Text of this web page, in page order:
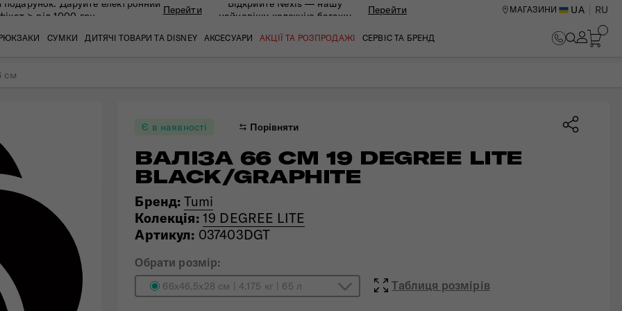
подарунок. Даруйте eлектронний
> від 1000 грн
Перейти
Відкрийте Nexis — нашу
найновішу колекцію багажу
Перейти МАГАЗИНИ UA RU
СУМКИ ДИТЯЧІ ТОВАРИ ТА DISNEY АКСЕСУАРИ АКЦІЇ ТА РОЗПРОДАЖІ СЕРВІС ТА БРЕНД
СЕРВІСНИЙ ЦЕНТР В КИЄВІ
см
Є в наявності Порівняти
ВАЛІЗА 66 СМ 19 DEGREE LITE
BLACK/GRAPHITE
Бренд:Tumi
Колекція: 19 DEGREE LITE
Артикул: 037403DGT
Обрати розмір:
66х46,5х28 см | 4,175 кг | 65 л Таблиця розмірів